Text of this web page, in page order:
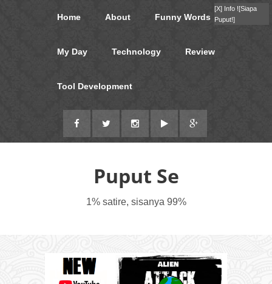
Home About Funny Words
My Day Technology Review
Tool Development
Puput Se
1% satire, sisanya 99%
[X] Info ![Siapa
Puput!]